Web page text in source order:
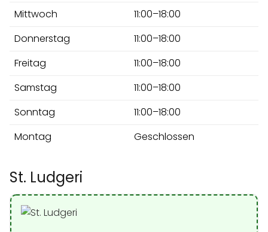
Mittwoch
11:00–18:00
Donnerstag
11:00–18:00
Freitag
11:00–18:00
Samstag
11:00–18:00
Sonntag
11:00–18:00
Montag
Geschlossen
St. Ludgeri